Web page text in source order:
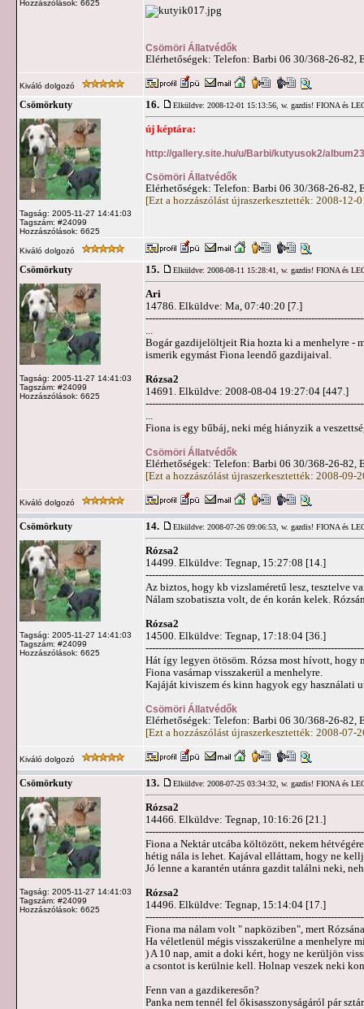
Hozzászólások: 6625
Csömöri Állatvédők
Elérhetőségek: Telefon: Barbi 06 30/368-26-82,
Kiváló dolgozó
Csömörkuty
Tagság: 2005-11-27 14:41:03
Tagszám: #24099
Hozzászólások: 6625
16. Elküldve: 2008-12-01 15:13:56, w. gazdis! FIONA és
új képtára:
http://gallery.site.hu/u/Barbi/kutyusok2/
Csömöri Állatvédők
Elérhetőségek: Telefon: Barbi 06 30/368-26-82,
[Ezt a hozzászólást újraszerkesztették: 2008-12-
Kiváló dolgozó
Csömörkuty
Tagság: 2005-11-27 14:41:03
Tagszám: #24099
Hozzászólások: 6625
15. Elküldve: 2008-08-11 15:28:41, w. gazdis! FIONA és
Ari
14786. Elküldve: Ma, 07:40:20 [7.]
Bogár gazdijelöltjeit Ria hozta ki a menhelyre -
ismerik egymást Fiona leendő gazdijaival.
Rózsa2
14691. Elküldve: 2008-08-04 19:27:04 [447.]
Fiona is egy bűbáj, neki még hiányzik a
Csömöri Állatvédők
Elérhetőségek: Telefon: Barbi 06 30/368-26-82,
[Ezt a hozzászólást újraszerkesztették: 2008-09-
Kiváló dolgozó
Csömörkuty
Tagság: 2005-11-27 14:41:03
Tagszám: #24099
Hozzászólások: 6625
14. Elküldve: 2008-07-26 09:06:53, w. gazdis! FIONA és
Rózsa2
14499. Elküldve: Tegnap, 15:27:08 [14.]
Az biztos, hogy kb vizslaméretű lesz, tesztelve
Nálam szobatiszta volt, de én korán kelek.
Rózsa2
14500. Elküldve: Tegnap, 17:18:04 [36.]
Hát így legyen ötösöm. Rózsa most hívott, hogy
Fiona vasárnap visszakerül a menhelyre.
Kajáját kiviszem és kinn hagyok egy használati
Csömöri Állatvédők
Elérhetőségek: Telefon: Barbi 06 30/368-26-82,
[Ezt a hozzászólást újraszerkesztették: 2008-07-
Kiváló dolgozó
Csömörkuty
Tagság: 2005-11-27 14:41:03
Tagszám: #24099
Hozzászólások: 6625
13. Elküldve: 2008-07-25 03:34:32, w. gazdis! FIONA és
Rózsa2
14466. Elküldve: Tegnap, 10:16:26 [21.]
Fiona a Nektár utcába költözött, nekem
hétig nála is lehet. Kajával elláttam, hogy ne
Jó lenne a karantén utánra gazdit találni neki,
Rózsa2
14496. Elküldve: Tegnap, 15:14:04 [17.]
Fiona ma nálam volt " napköziben", mert
Ha véletlenül mégis visszakerülne a menhelyre
) A 10 nap, amit a doki kért, hogy ne kerüljön
a csontot is kerülnie kell. Holnap veszek neki
Fenn van a gazdikeresőn?
Panka nem tennél fel őkisasszonyságáról pár